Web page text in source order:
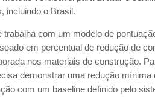
incluindo o Brasil.
com um modelo de
em percentual de redução de
nos materiais de construção.
demonstrar uma redução mínima
com um baseline definido pelo